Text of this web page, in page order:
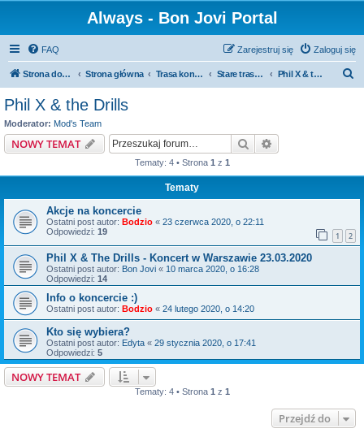
Always - Bon Jovi Portal
FAQ Zaloguj się
Zarejestruj się
Strona domowa Strona główna Trasa koncertowa Stare trasy koncertowe Phil X & the Drills
Phil X & the Drills
Moderator: Mod's Team
NOWY TEMAT Szukaj
Tematy: 4 • Strona 1 z 1
Tematy
Akcje na koncercie
Ostatni post autor: Bodzio « 23 czerwca 2020, o 22:11
Odpowiedzi: 19 1 2
Phil X & The Drills - Koncert w Warszawie 23.03.2020
Ostatni post autor: Bon Jovi « 10 marca 2020, o 16:28
Odpowiedzi: 14
Info o koncercie :)
Ostatni post autor: Bodzio « 24 lutego 2020, o 14:20
Kto się wybiera?
Ostatni post autor: Edyta « 29 stycznia 2020, o 17:41
Odpowiedzi: 5
NOWY TEMAT
Tematy: 4 • Strona 1 z 1
Przejdź do